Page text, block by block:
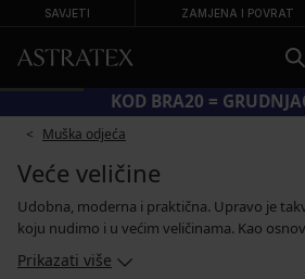
SAVJETI ZAMJENA I POVRAT
KOD BRA20 =
Muška odjeća
Veće veličine
Udobna, moderna i praktična. Upravo je
koju nudimo i u većim veličinama. Kao
odaberite majice, potkošulje i majice bez
za modelima sa steznim učinkom, koji će
Prikazati više